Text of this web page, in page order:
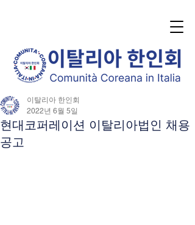
현대코퍼레이션 이탈리아법인 채용
공고
이탈리아 한인회
2022년 6월 5일